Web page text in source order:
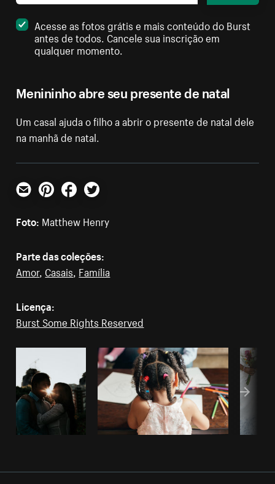
Menininho abre seu presente de natal
Um casal ajuda o filho a abrir o presente de natal dele
na manhã de natal.
Acesse as fotos grátis e mais conteúdo do Burst
antes de todos. Cancele sua inscrição em
qualquer momento.
E-mailPinterestFacebookTwitter
Foto: Matthew Henry
Parte das coleções:
Amor, Casais, Família
Licença:
Burst Some Rights Reserved